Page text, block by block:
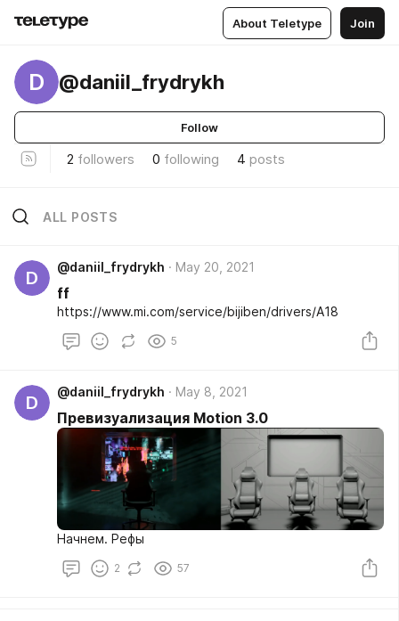
About Teletype Join
D @daniil_frydrykh
Follow
2 followers 0 following 4 posts
ALL POSTS
D
@daniil_frydrykh May 20, 2021
ff
https://www.mi.com/service/bijiben/drivers/A18
5
D
@daniil_frydrykh May 8, 2021
Превизуализация Motion 3.0
Начнем. Рефы
2 57